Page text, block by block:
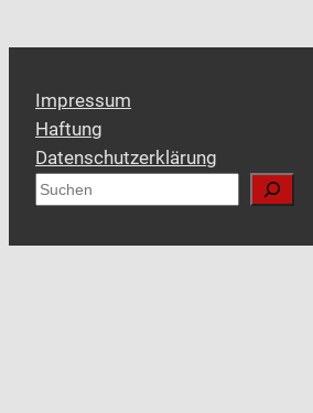
Impressum
Haftung
Datenschutzerklärung
S
c